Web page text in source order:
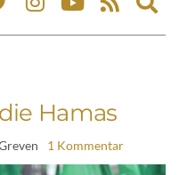
Hamas
1 Kommentar